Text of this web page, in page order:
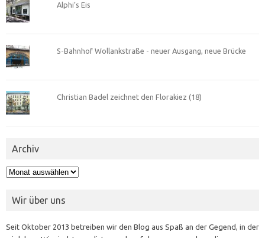
Alphi’s Eis
S-Bahnhof Wollankstraße - neuer Ausgang, neue Brücke
Christian Badel zeichnet den Florakiez (18)
Archiv
Archiv
Wir über uns
Seit Oktober 2013 betreiben wir den Blog aus Spaß an der Gegend, in der